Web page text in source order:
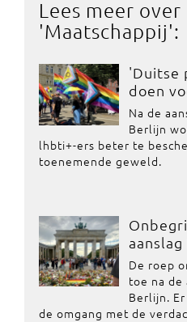
Lees meer over
'Maatschappij':
'Duitse
doen
Na de
Berlijn
lhbti+-ers beter te
toenemende geweld.
De roep
toe na de
Berlijn.
de omgang met de